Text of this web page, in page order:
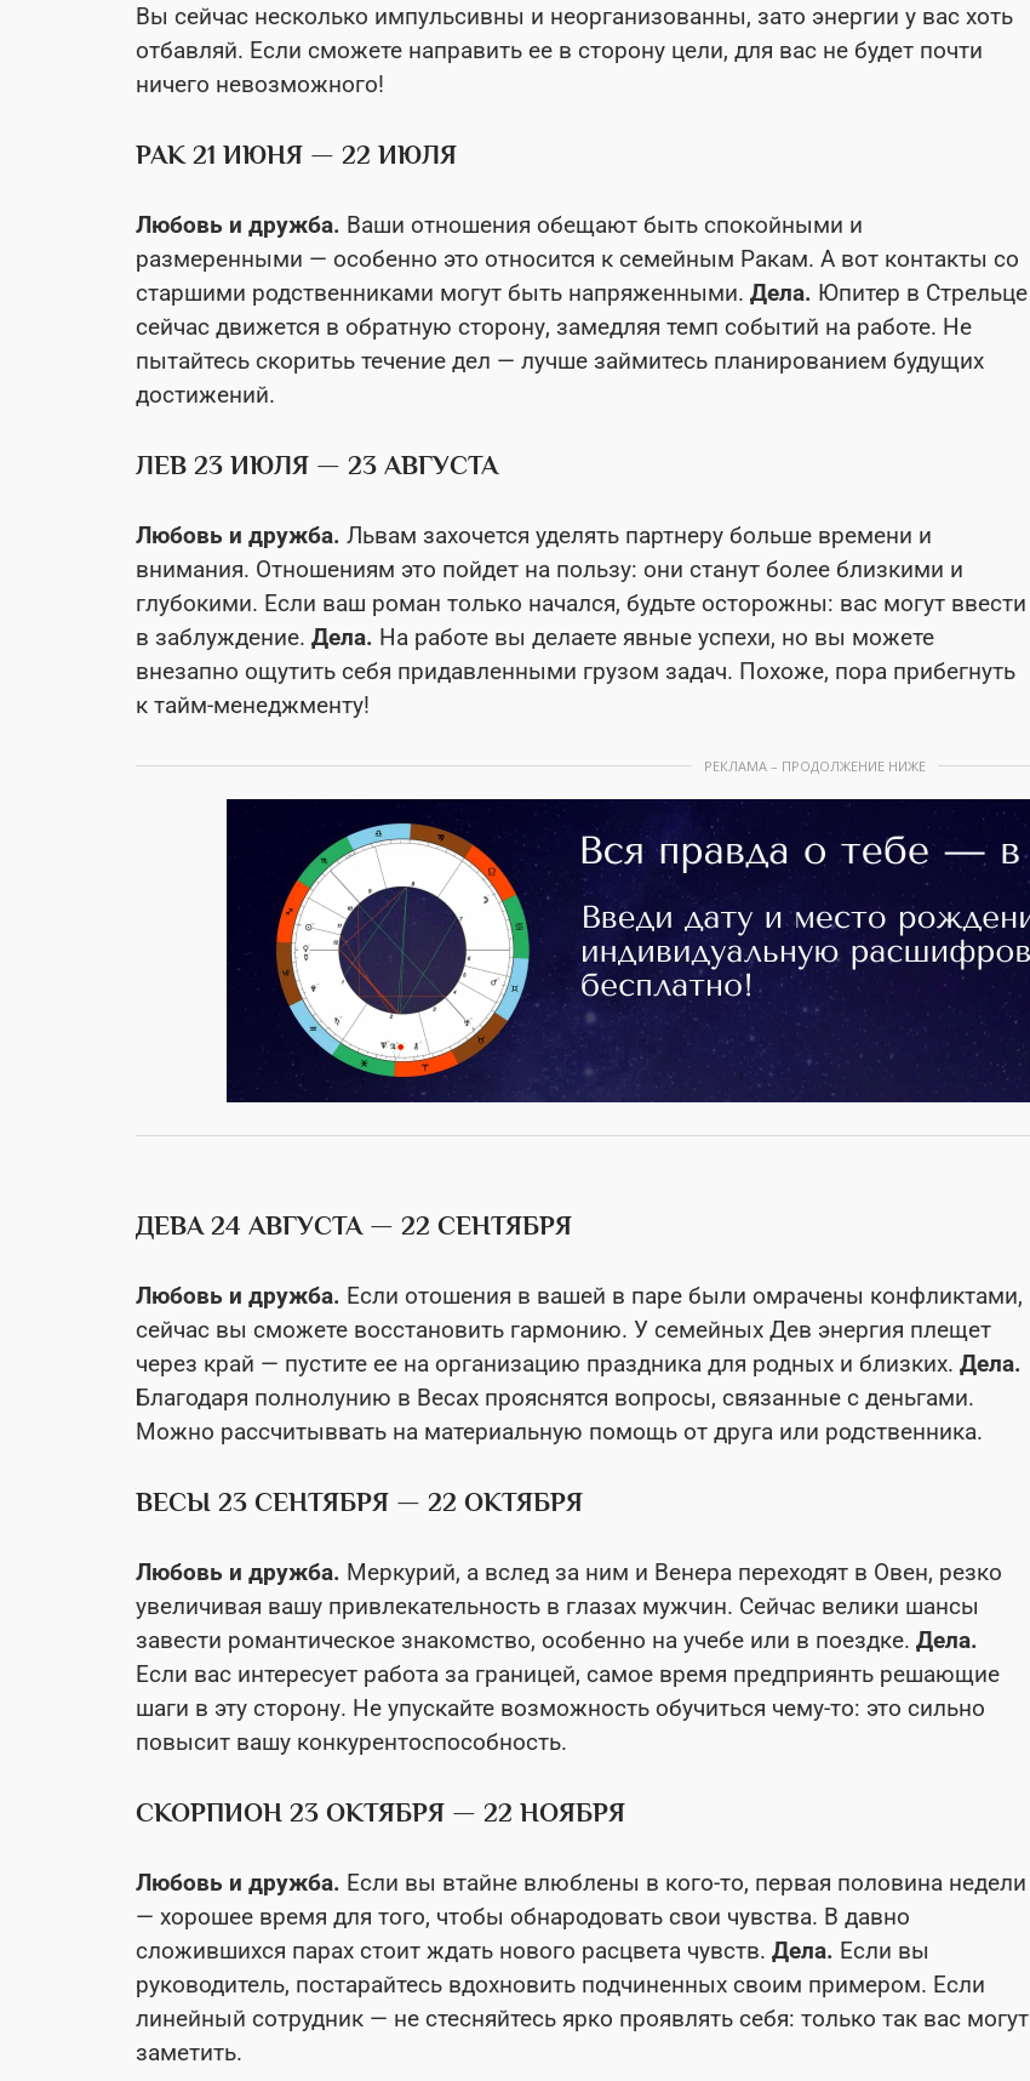
Вы сейчас несколько импульсивны и неорганизованны, зато энергии у вас хоть
отбавляй. Если сможете направить ее в сторону цели, для вас не будет почти
ничего невозможного!
РАК 21 ИЮНЯ — 22 ИЮЛЯ
Любовь и дружба. Ваши отношения обещают быть спокойными и
размеренными — особенно это относится к семейным Ракам. А вот контакты со
старшими родственниками могут быть напряженными. Дела. Юпитер в Стрельце
сейчас движется в обратную сторону, замедляя темп событий на работе. Не
пытайтесь скоритьь течение дел — лучше займитесь планированием будущих
достижений.
ЛЕВ 23 ИЮЛЯ — 23 АВГУСТА
Любовь и дружба. Львам захочется уделять партнеру больше времени и
внимания. Отношениям это пойдет на пользу: они станут более близкими и
глубокими. Если ваш роман только начался, будьте осторожны: вас могут ввести
в заблуждение. Дела. На работе вы делаете явные успехи, но вы можете
внезапно ощутить себя придавленными грузом задач. Похоже, пора прибегнуть
к тайм-менеджменту!
РЕКЛАМА – ПРОДОЛЖЕНИЕ НИЖЕ
ДЕВА 24 АВГУСТА — 22 СЕНТЯБРЯ
Любовь и дружба. Если отошения в вашей в паре были омрачены конфликтами,
сейчас вы сможете восстановить гармонию. У семейных Дев энергия плещет
через край — пустите ее на организацию праздника для родных и близких. Дела.
Благодаря полнолунию в Весах прояснятся вопросы, связанные с деньгами.
Можно рассчитыввать на материальную помощь от друга или родственника.
ВЕСЫ 23 СЕНТЯБРЯ — 22 ОКТЯБРЯ
Любовь и дружба. Меркурий, а вслед за ним и Венера переходят в Овен, резко
увеличивая вашу привлекательность в глазах мужчин. Сейчас велики шансы
завести романтическое знакомство, особенно на учебе или в поездке. Дела.
Если вас интересует работа за границей, самое время предприянть решающие
шаги в эту сторону. Не упускайте возможность обучиться чему-то: это сильно
повысит вашу конкурентоспособность.
СКОРПИОН 23 ОКТЯБРЯ — 22 НОЯБРЯ
Любовь и дружба. Если вы втайне влюблены в кого-то, первая половина недели
— хорошее время для того, чтобы обнародовать свои чувства. В давно
сложившихся парах стоит ждать нового расцвета чувств. Дела. Если вы
руководитель, постарайтесь вдохновить подчиненных своим примером. Если
линейный сотрудник — не стесняйтесь ярко проявлять себя: только так вас могут
заметить.